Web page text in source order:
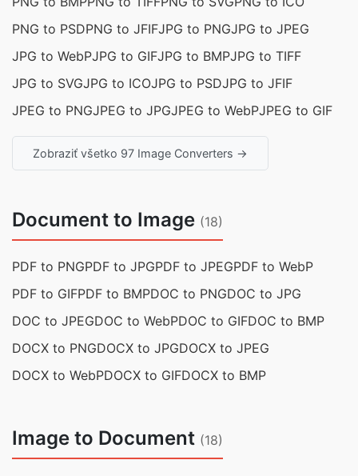
PNG to PSDPNG to JFIFJPG to PNGJPG to JPEG
JPG to WebPJPG to GIFJPG to BMPJPG to TIFF
JPG to SVGJPG to ICOJPG to PSDJPG to JFIF
JPEG to PNGJPEG to JPGJPEG to WebPJPEG to GIF
Zobraziť všetko 97 Image Converters →
Document to Image (18)
PDF to PNGPDF to JPGPDF to JPEGPDF to WebP
PDF to GIFPDF to BMPDOC to PNGDOC to JPG
DOC to JPEGDOC to WebPDOC to GIFDOC to BMP
DOCX to PNGDOCX to JPGDOCX to JPEG
DOCX to WebPDOCX to GIFDOCX to BMP
Image to Document (18)